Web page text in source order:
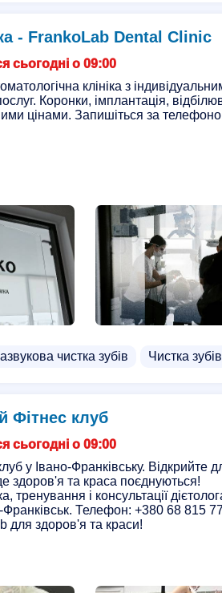
- FrankoLab Dental Clinic
сьогодні о 09:00
клініка з
Коронки, імплантація,
цінами. Запишіться за
чистка зубів Чистка
Фітнес клуб
сьогодні о 09:00
у Івано-Франківську. Відкрийте
здоров'я та краса поєднуються!
тренування і консультації
Телефон: +380 68 815
для здоров'я та краси!